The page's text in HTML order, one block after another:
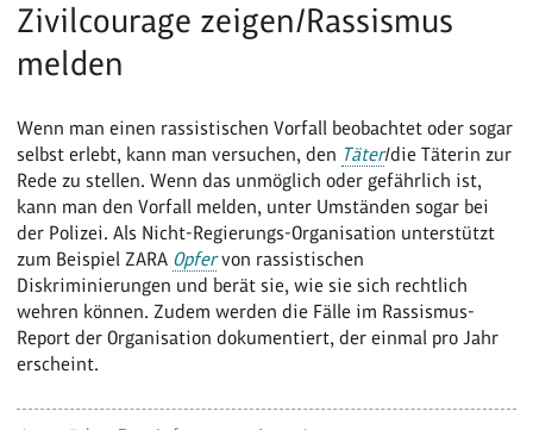
Zivilcourage zeigen/Rassismus
melden
Wenn man einen rassistischen Vorfall beobachtet oder sogar
selbst erlebt, kann man versuchen, den Täter/die Täterin zur
Rede zu stellen. Wenn das unmöglich oder gefährlich ist,
kann man den Vorfall melden, unter Umständen sogar bei
der Polizei. Als Nicht-Regierungs-Organisation unterstützt
zum Beispiel ZARA Opfervon rassistischen
Diskriminierungen und berät sie, wie sie sich rechtlich
wehren können. Zudem werden die Fälle im Rassismus-
Report der Organisation dokumentiert, der einmal pro Jahr
erscheint.